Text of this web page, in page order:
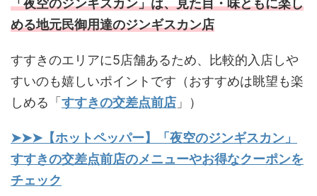
「夜空のジンギスカン」は、見た目・味ともに楽し
める地元民御用達のジンギスカン店
すすきのエリアに5店舗あるため、比較的入店しや
すいのも嬉しいポイントです（おすすめは眺望も楽
しめる「 すすきの交差点前店 」）
➤➤➤【ホットペッパー】「夜空のジンギスカン」
すすきの交差点前店のメニューやお得なクーポンを
チェック